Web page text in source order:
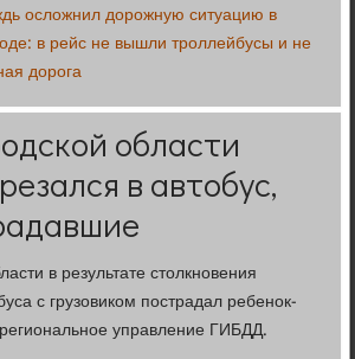
осложнил дорожную ситуацию в
в рейс не вышли троллейбусы и не
дорога
области
в автобус,
в результате столкновения
с грузовиком пострадал ребенок-
управление ГИБДД.